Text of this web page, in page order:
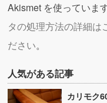
Akismet を使っています
タの処理方法の詳細は
ださい。
人気がある記事
カリモク